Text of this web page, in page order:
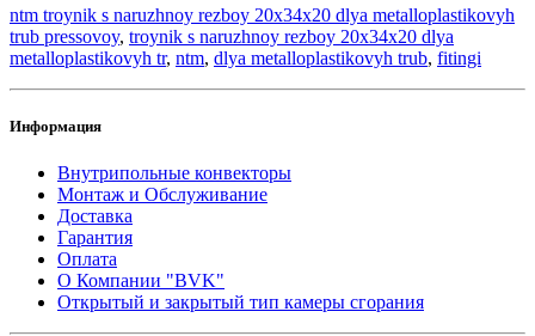
ntm troynik s naruzhnoy rezboy 20x34x20 dlya metalloplastikovyh
trub pressovoy, troynik s naruzhnoy rezboy 20x34x20 dlya
metalloplastikovyh tr, ntm, dlya metalloplastikovyh trub, fitingi
Информация
Внутрипольные конвекторы
Монтаж и Обслуживание
Доставка
Гарантия
Оплата
О Компании "BVK"
Открытый и закрытый тип камеры сгорания